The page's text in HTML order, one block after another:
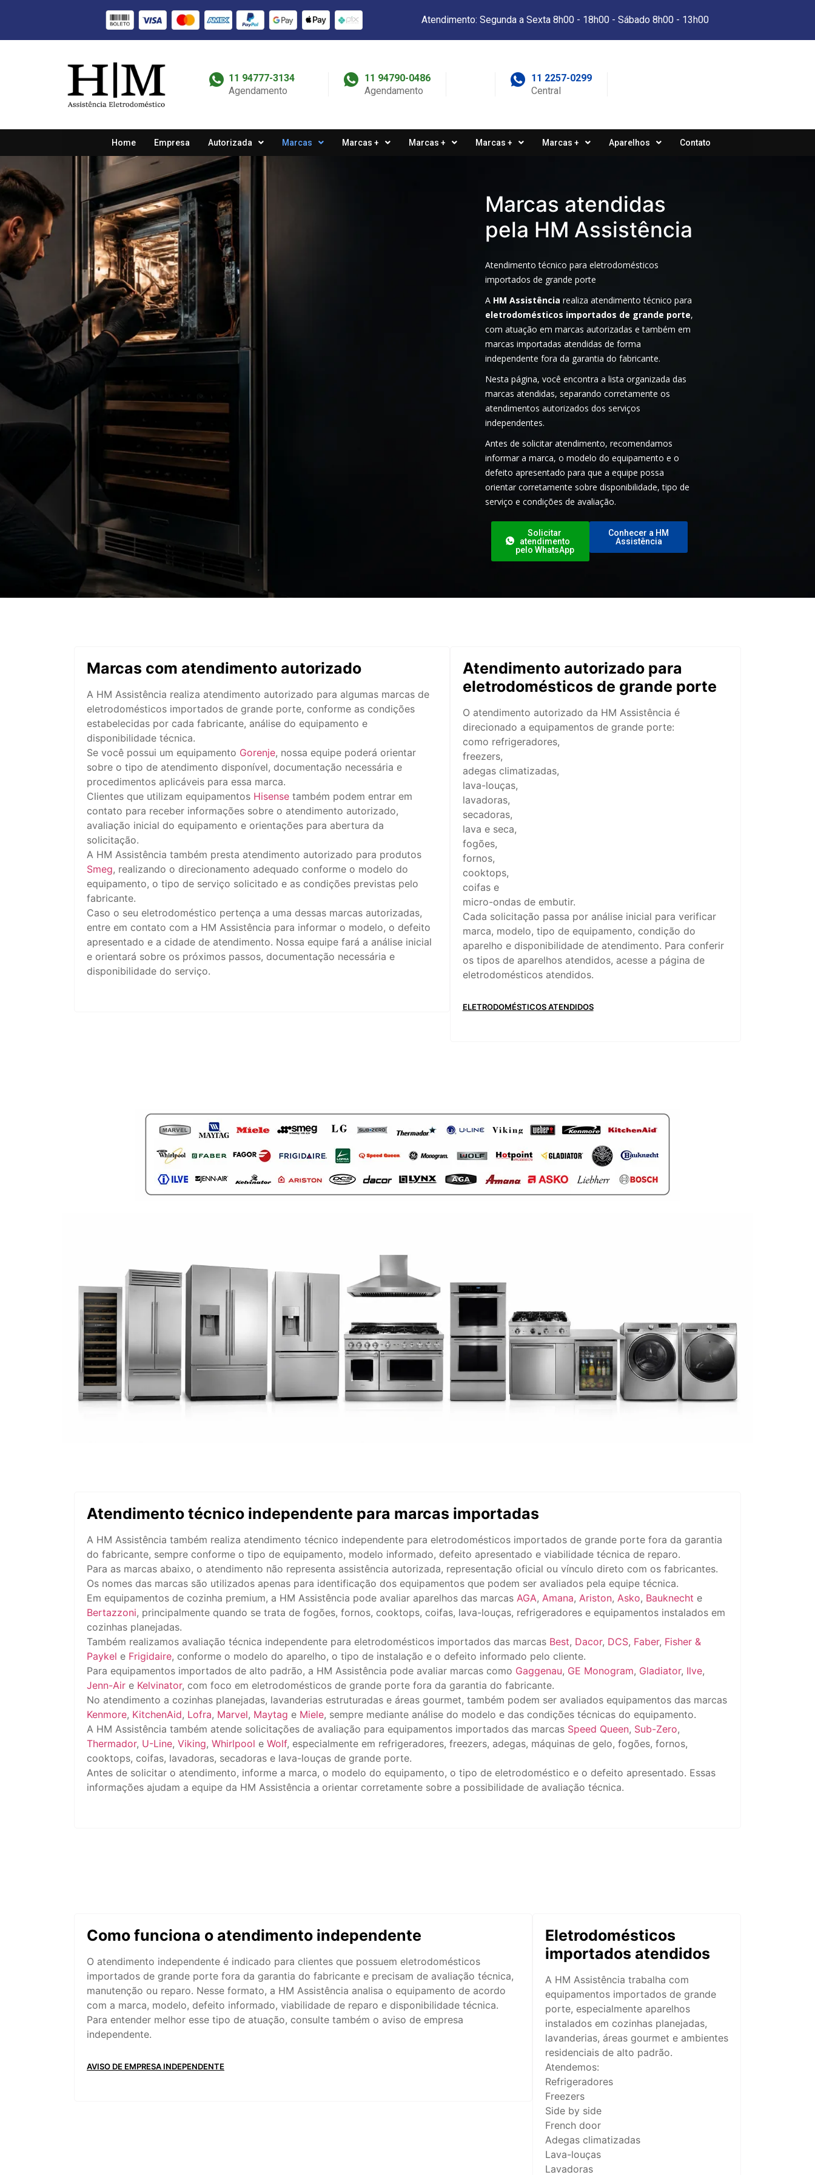
Atendimento: Segunda a Sexta 8h00 - 18h00 - Sábado 8h00 - 13h00
11 94777-3134
Agendamento
11 94790-0486
Agendamento
11 2257-0299
Central
Home Empresa Autorizada Marcas Marcas + Marcas + Marcas + Marcas + Aparelhos Contato
Marcas atendidas
pela HM Assistência
Atendimento técnico para eletrodomésticos
importados de grande porte
A HM Assistência realiza atendimento técnico para
eletrodomésticos importados de grande porte,
com atuação em marcas autorizadas e também em
marcas importadas atendidas de forma
independente fora da garantia do fabricante.
Nesta página, você encontra a lista organizada das
marcas atendidas, separando corretamente os
atendimentos autorizados dos serviços
independentes.
Antes de solicitar atendimento, recomendamos
informar a marca, o modelo do equipamento e o
defeito apresentado para que a equipe possa
orientar corretamente sobre disponibilidade, tipo de
serviço e condições de avaliação.
Solicitar
atendimento
pelo WhatsApp
Conhecer a HM
Assistência
Marcas com atendimento autorizado
A HM Assistência realiza atendimento autorizado para algumas marcas de
eletrodomésticos importados de grande porte, conforme as condições
estabelecidas por cada fabricante, análise do equipamento e
disponibilidade técnica.
Se você possui um equipamento Gorenje, nossa equipe poderá orientar
sobre o tipo de atendimento disponível, documentação necessária e
procedimentos aplicáveis para essa marca.
Clientes que utilizam equipamentos Hisense também podem entrar em
contato para receber informações sobre o atendimento autorizado,
avaliação inicial do equipamento e orientações para abertura da
solicitação.
A HM Assistência também presta atendimento autorizado para produtos
Smeg, realizando o direcionamento adequado conforme o modelo do
equipamento, o tipo de serviço solicitado e as condições previstas pelo
fabricante.
Caso o seu eletrodoméstico pertença a uma dessas marcas autorizadas,
entre em contato com a HM Assistência para informar o modelo, o defeito
apresentado e a cidade de atendimento. Nossa equipe fará a análise inicial
e orientará sobre os próximos passos, documentação necessária e
disponibilidade do serviço.
Atendimento autorizado para
eletrodomésticos de grande porte
O atendimento autorizado da HM Assistência é
direcionado a equipamentos de grande porte:
como refrigeradores,
freezers,
adegas climatizadas,
lava-louças,
lavadoras,
secadoras,
lava e seca,
fogões,
fornos,
cooktops,
coifas e
micro-ondas de embutir.
Cada solicitação passa por análise inicial para verificar
marca, modelo, tipo de equipamento, condição do
aparelho e disponibilidade de atendimento. Para conferir
os tipos de aparelhos atendidos, acesse a página de
eletrodomésticos atendidos.
ELETRODOMÉSTICOS ATENDIDOS
Atendimento técnico independente para marcas importadas
A HM Assistência também realiza atendimento técnico independente para eletrodomésticos importados de grande porte fora da garantia
do fabricante, sempre conforme o tipo de equipamento, modelo informado, defeito apresentado e viabilidade técnica de reparo.
Para as marcas abaixo, o atendimento não representa assistência autorizada, representação oficial ou vínculo direto com os fabricantes.
Os nomes das marcas são utilizados apenas para identificação dos equipamentos que podem ser avaliados pela equipe técnica.
Em equipamentos de cozinha premium, a HM Assistência pode avaliar aparelhos das marcas AGA, Amana, Ariston, Asko, Bauknecht e
Bertazzoni, principalmente quando se trata de fogões, fornos, cooktops, coifas, lava-louças, refrigeradores e equipamentos instalados em
cozinhas planejadas.
Também realizamos avaliação técnica independente para eletrodomésticos importados das marcas Best, Dacor, DCS, Faber, Fisher &
Paykel e Frigidaire, conforme o modelo do aparelho, o tipo de instalação e o defeito informado pelo cliente.
Para equipamentos importados de alto padrão, a HM Assistência pode avaliar marcas como Gaggenau, GE Monogram, Gladiator, Ilve,
Jenn-Air e Kelvinator, com foco em eletrodomésticos de grande porte fora da garantia do fabricante.
No atendimento a cozinhas planejadas, lavanderias estruturadas e áreas gourmet, também podem ser avaliados equipamentos das marcas
Kenmore, KitchenAid, Lofra, Marvel, Maytag e Miele, sempre mediante análise do modelo e das condições técnicas do equipamento.
A HM Assistência também atende solicitações de avaliação para equipamentos importados das marcas Speed Queen, Sub-Zero,
Thermador, U-Line, Viking, Whirlpool e Wolf, especialmente em refrigeradores, freezers, adegas, máquinas de gelo, fogões, fornos,
cooktops, coifas, lavadoras, secadoras e lava-louças de grande porte.
Antes de solicitar o atendimento, informe a marca, o modelo do equipamento, o tipo de eletrodoméstico e o defeito apresentado. Essas
informações ajudam a equipe da HM Assistência a orientar corretamente sobre a possibilidade de avaliação técnica.
Como funciona o atendimento independente
O atendimento independente é indicado para clientes que possuem eletrodomésticos
importados de grande porte fora da garantia do fabricante e precisam de avaliação técnica,
manutenção ou reparo. Nesse formato, a HM Assistência analisa o equipamento de acordo
com a marca, modelo, defeito informado, viabilidade de reparo e disponibilidade técnica.
Para entender melhor esse tipo de atuação, consulte também o aviso de empresa
independente.
AVISO DE EMPRESA INDEPENDENTE
Eletrodomésticos
importados atendidos
A HM Assistência trabalha com
equipamentos importados de grande
porte, especialmente aparelhos
instalados em cozinhas planejadas,
lavanderias, áreas gourmet e ambientes
residenciais de alto padrão.
Atendemos:
Refrigeradores
Freezers
Side by side
French door
Adegas climatizadas
Lava-louças
Lavadoras